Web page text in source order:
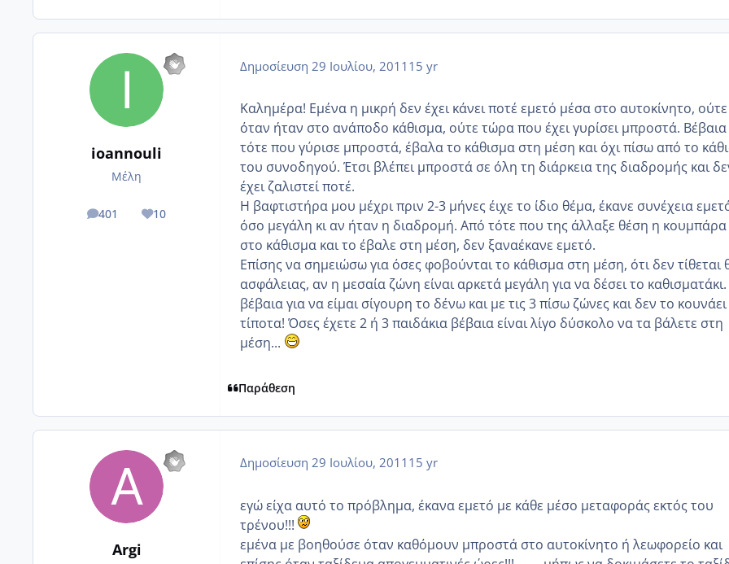
ioannouli
Μέλη
401
posts 10
Reputation
Δημοσίευση 29 Ιουλίου, 2011 15 yr
Καλημέρα! Εμένα η μικρή δεν έχει κάνει ποτέ εμετό μέσα στο αυτοκίνητο, ούτε
όταν ήταν στο ανάποδο κάθισμα, ούτε τώρα που έχει γυρίσει μπροστά.
τότε που γύρισε μπροστά, έβαλα το κάθισμα στη μέση και όχι πίσω από το
του συνοδηγού. Έτσι βλέπει μπροστά σε όλη τη διάρκεια της διαδρομής και
έχει ζαλιστεί ποτέ.
Η βαφτιστήρα μου μέχρι πριν 2-3 μήνες έιχε το ίδιο θέμα, έκανε συνέχεια
όσο μεγάλη κι αν ήταν η διαδρομή. Από τότε που της άλλαξε θέση η
στο κάθισμα και το έβαλε στη μέση, δεν ξαναέκανε εμετό.
Επίσης να σημειώσω για όσες φοβούνται το κάθισμα στη μέση, ότι δεν τίθεται
ασφάλειας, αν η μεσαία ζώνη είναι αρκετά μεγάλη για να δέσει το
βέβαια για να είμαι σίγουρη το δένω και με τις 3 πίσω ζώνες και δεν το κουνάει
τίποτα! Όσες έχετε 2 ή 3 παιδάκια βέβαια είναι λίγο δύσκολο να τα βάλετε στη
μέση...
Παράθεση
Argi
Δημοσίευση 29 Ιουλίου, 2011 15 yr
εγώ είχα αυτό το πρόβλημα, έκανα εμετό με κάθε μέσο μεταφοράς εκτός του
τρένου!!!
εμένα με βοηθούσε όταν καθόμουν μπροστά στο αυτοκίνητο ή λεωφορείο και